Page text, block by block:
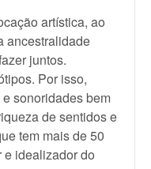
artística, ao
ancestralidade
juntos.
Por isso,
sonoridades bem
de sentidos e
tem mais de 50
e idealizador do